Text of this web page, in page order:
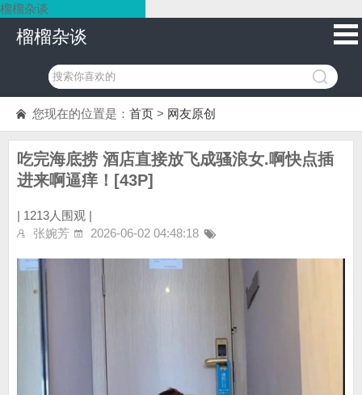
榴榴杂谈
榴榴杂谈
您现在的位置是： 首页 > 网友原创
吃完海底捞 酒店直接放飞成骚浪女.啊快点插
进来啊逼痒！[43P]
| 1213人围观 |
张婉芳
2026-06-02 04:48:18